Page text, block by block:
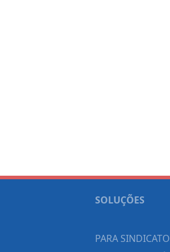
SOLUÇÕES
PARA SINDICATO